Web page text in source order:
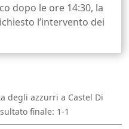
dopo le ore 14:30, la
l’intervento dei
degli azzurri a Castel Di
finale: 1-1